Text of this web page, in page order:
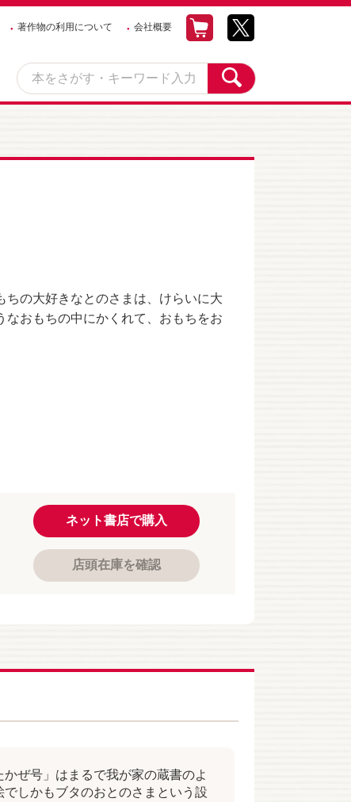
著作物の利用について 会社概要
の大好きなとのさまは、けらいに大
なおもちの中にかくれて、おもちをお
ネット書店で購入
店頭在庫を確認
ぜ号」はまるで我が家の蔵書のよ
しかもブタのおとのさまという設